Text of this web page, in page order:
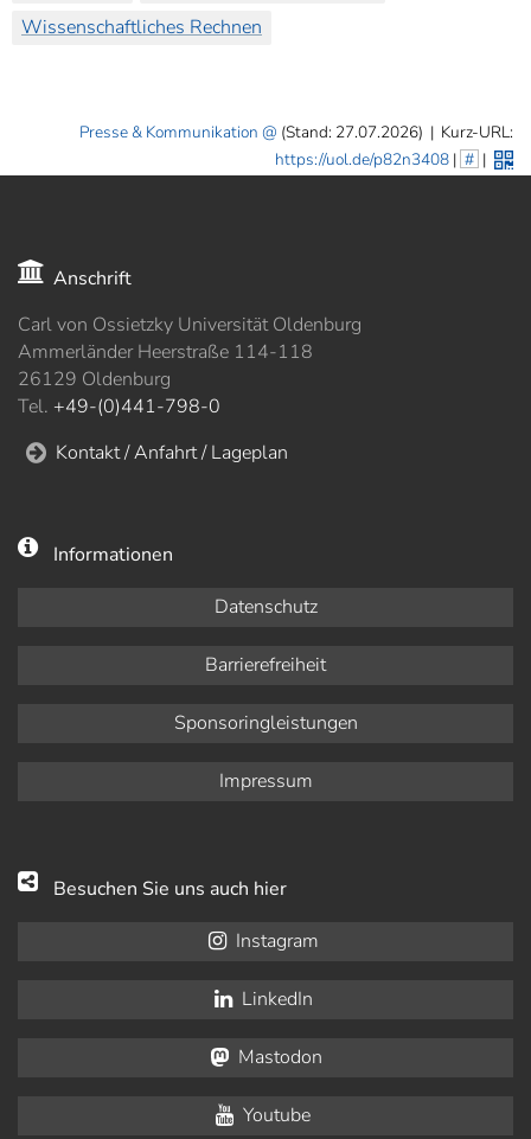
Wissenschaftliches Rechnen
Presse & Kommunikation (Stand: 27.07.2026) | Kurz-URL:
https://uol.de/p82n3408| # |
Anschrift
Carl von Ossietzky Universität Oldenburg
Ammerländer Heerstraße 114-118
26129 Oldenburg
Tel. +49-(0)441-798-0
Kontakt / Anfahrt / Lageplan
Informationen
Datenschutz
Barrierefreiheit
Sponsoringleistungen
Impressum
Besuchen Sie uns auch hier
Instagram
LinkedIn
Mastodon
Youtube